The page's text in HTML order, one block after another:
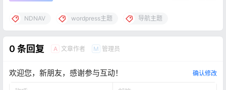
NDNAV wordpress主题 导航主题
0 条回复 A 文章作者 M 管理员
欢迎您，新朋友，感谢参与互动！ 确认修改